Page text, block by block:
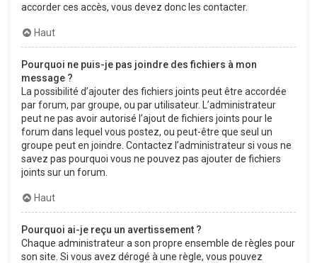
accorder ces accès, vous devez donc les contacter.
Haut
Pourquoi ne puis-je pas joindre des fichiers à mon
message ?
La possibilité d’ajouter des fichiers joints peut être accordée
par forum, par groupe, ou par utilisateur. L’administrateur
peut ne pas avoir autorisé l’ajout de fichiers joints pour le
forum dans lequel vous postez, ou peut-être que seul un
groupe peut en joindre. Contactez l’administrateur si vous ne
savez pas pourquoi vous ne pouvez pas ajouter de fichiers
joints sur un forum.
Haut
Pourquoi ai-je reçu un avertissement ?
Chaque administrateur a son propre ensemble de règles pour
son site. Si vous avez dérogé à une règle, vous pouvez